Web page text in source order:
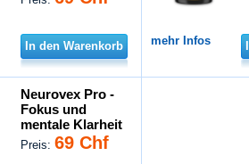
In den Warenkorb mehr Infos
Neurovex Pro -
Fokus und
mentale Klarheit
Preis:69 Chf